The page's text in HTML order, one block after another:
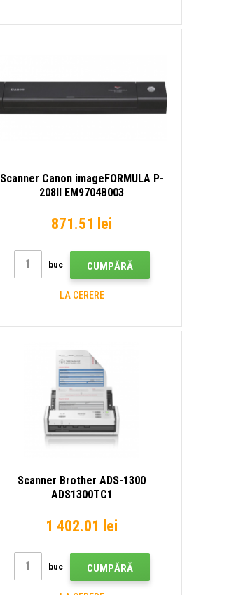
Scanner Canon imageFORMULA P-
208II EM9704B003
871.51 lei
buc CUMPĂRĂ
LA CERERE
Scanner Brother ADS-1300
ADS1300TC1
1 402.01 lei
buc CUMPĂRĂ